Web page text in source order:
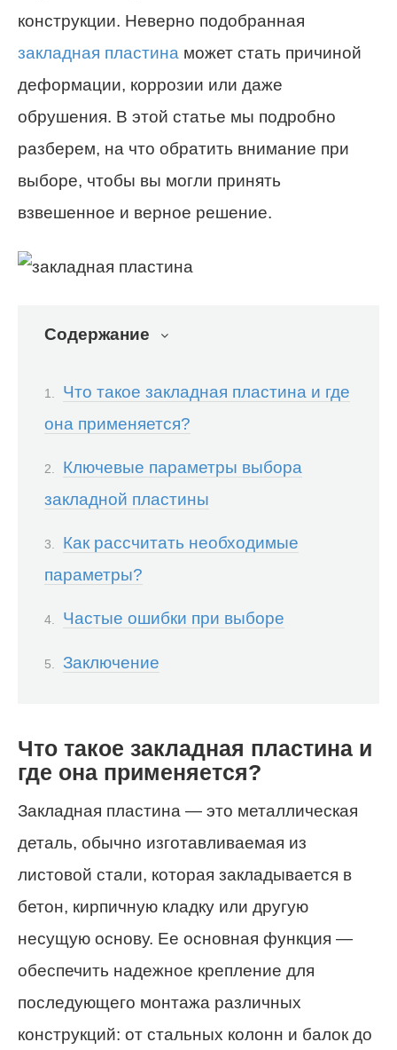
конструкции. Неверно подобранная
закладная пластина может стать причиной
деформации, коррозии или даже
обрушения. В этой статье мы подробно
разберем, на что обратить внимание при
выборе, чтобы вы могли принять
взвешенное и верное решение.
Содержание
Что такое закладная пластина и где
она применяется?
Ключевые параметры выбора
закладной пластины
Как рассчитать необходимые
параметры?
Частые ошибки при выборе
Заключение
Что такое закладная пластина и
где она применяется?
Закладная пластина — это металлическая
деталь, обычно изготавливаемая из
листовой стали, которая закладывается в
бетон, кирпичную кладку или другую
несущую основу. Ее основная функция —
обеспечить надежное крепление для
последующего монтажа различных
конструкций: от стальных колонн и балок до